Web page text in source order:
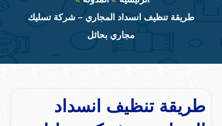
طريقة تنظيف انسداد المجاري – شركة تسليك
مجاري بحائل
طريقة تنظيف انسداد